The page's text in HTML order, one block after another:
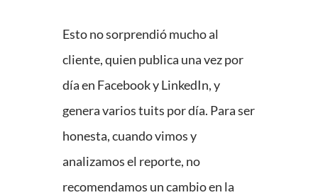
Esto no sorprendió mucho al
cliente, quien publica una vez por
día en Facebook y LinkedIn, y
genera varios tuits por día. Para ser
honesta, cuando vimos y
analizamos el reporte, no
recomendamos un cambio en la